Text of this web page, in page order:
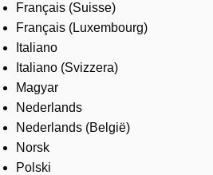
Français (Suisse)
Français (Luxembourg)
Italiano
Italiano (Svizzera)
Magyar
Nederlands
Nederlands (België)
Norsk
Polski